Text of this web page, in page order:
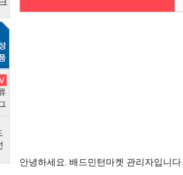
안녕하세요. 배드민턴마켓 관리자입니다.